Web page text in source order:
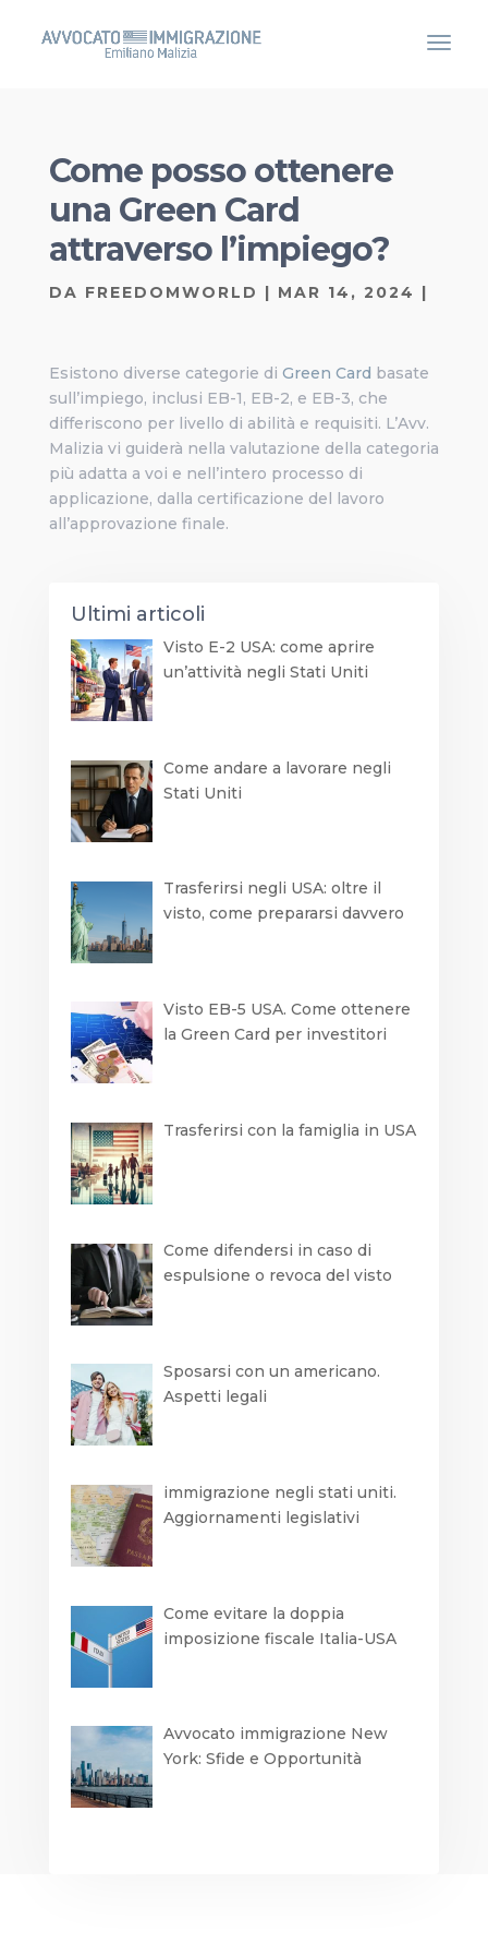
Come posso ottenere
una Green Card
attraverso l’impiego?
DA FREEDOMWORLD | MAR 14, 2024 |
Esistono diverse categorie di Green Card basate
sull’impiego, inclusi EB-1, EB-2, e EB-3, che
differiscono per livello di abilità e requisiti. L’Avv.
Malizia vi guiderà nella valutazione della categoria
più adatta a voi e nell’intero processo di
applicazione, dalla certificazione del lavoro
all’approvazione finale.
Ultimi articoli
Visto E-2 USA: come aprire
un’attività negli Stati Uniti
Come andare a lavorare negli
Stati Uniti
Trasferirsi negli USA: oltre il
visto, come prepararsi davvero
Visto EB-5 USA. Come ottenere
la Green Card per investitori
Trasferirsi con la famiglia in USA
Come difendersi in caso di
espulsione o revoca del visto
Sposarsi con un americano.
Aspetti legali
immigrazione negli stati uniti.
Aggiornamenti legislativi
Come evitare la doppia
imposizione fiscale Italia-USA
Avvocato immigrazione New
York: Sfide e Opportunità